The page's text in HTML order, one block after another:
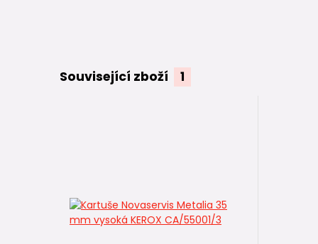
Související zboží 1